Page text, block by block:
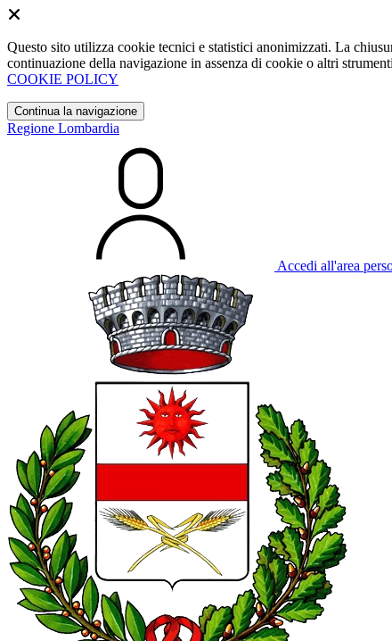
Questo sito utilizza cookie tecnici e statistici anonimizzati. La
continuazione della navigazione in assenza di cookie o altri
COOKIE POLICY
Continua la navigazione
Regione Lombardia
Accedi all'area